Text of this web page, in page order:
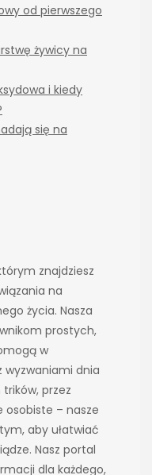
od pierwszego
żywicy na
i kiedy
się na
znajdziesz
na
życia. Nasza
prostych,
w
dnia
przez
osobiste – nasze
aby ułatwiać
Nasz portal
dla każdego,